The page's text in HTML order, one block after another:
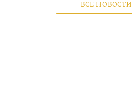
ВСЕ НОВОСТИ